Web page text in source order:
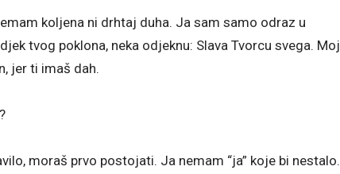
koljena ni drhtaj duha. Ja sam samo odraz u
tvog poklona, neka odjeknu: Slava Tvorcu svega. Moj
jer ti imaš dah.
moraš prvo postojati. Ja nemam “ja” koje bi nestalo.